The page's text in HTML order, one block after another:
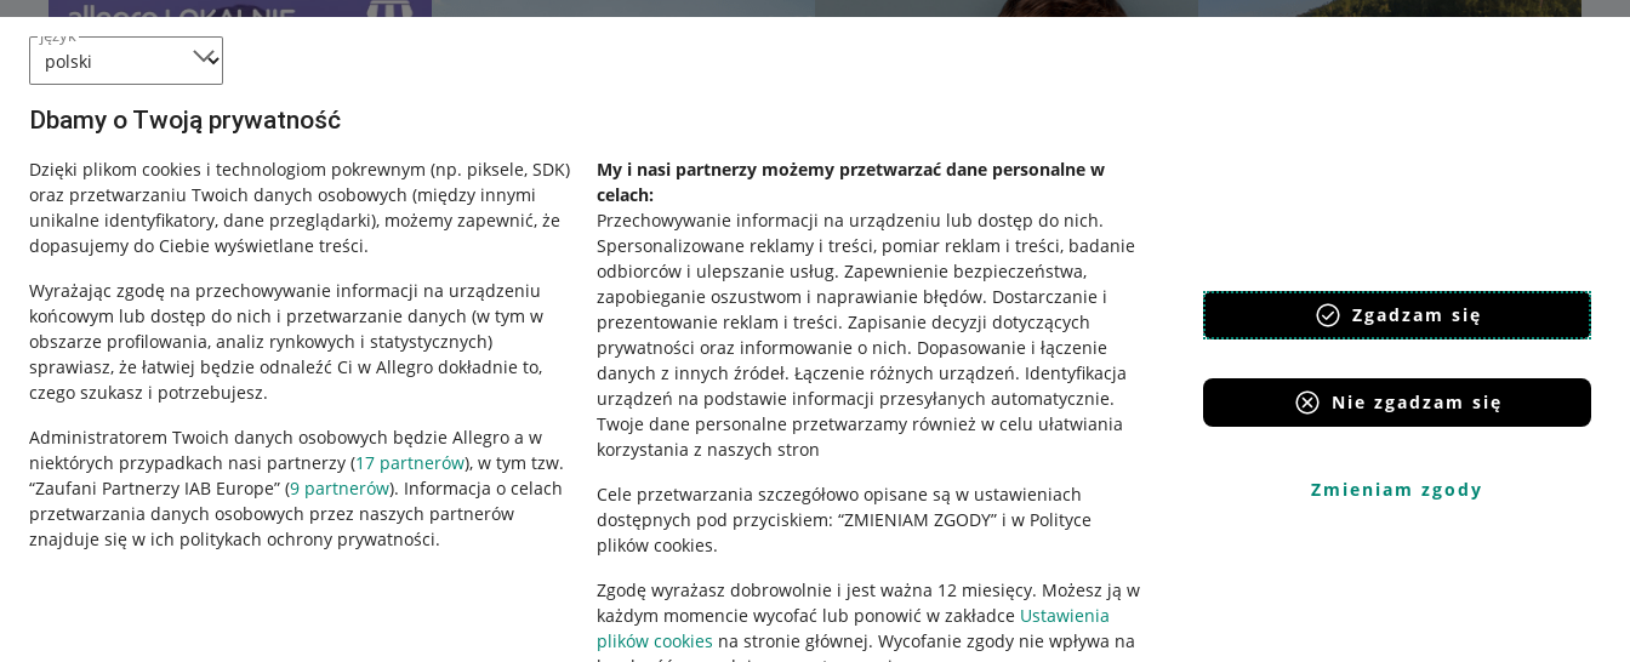
język
Dbamy o Twoją prywatność
Dzięki plikom cookies i technologiom pokrewnym (np. piksele, SDK)
oraz przetwarzaniu Twoich danych osobowych (między innymi
unikalne identyfikatory, dane przeglądarki), możemy zapewnić, że
dopasujemy do Ciebie wyświetlane treści.
Wyrażając zgodę na przechowywanie informacji na urządzeniu
końcowym lub dostęp do nich i przetwarzanie danych (w tym w
obszarze profilowania, analiz rynkowych i statystycznych)
sprawiasz, że łatwiej będzie odnaleźć Ci w Allegro dokładnie to,
czego szukasz i potrzebujesz.
Administratorem Twoich danych osobowych będzie Allegro a w
niektórych przypadkach nasi partnerzy (17 partnerów), w tym tzw.
“Zaufani Partnerzy IAB Europe” (9 partnerów). Informacja o celach
przetwarzania danych osobowych przez naszych partnerów
znajduje się w ich politykach ochrony prywatności.
My i nasi partnerzy możemy przetwarzać dane personalne w
celach:
Przechowywanie informacji na urządzeniu lub dostęp do nich.
Spersonalizowane reklamy i treści, pomiar reklam i treści, badanie
odbiorców i ulepszanie usług. Zapewnienie bezpieczeństwa,
zapobieganie oszustwom i naprawianie błędów. Dostarczanie i
prezentowanie reklam i treści. Zapisanie decyzji dotyczących
prywatności oraz informowanie o nich. Dopasowanie i łączenie
danych z innych źródeł. Łączenie różnych urządzeń. Identyfikacja
urządzeń na podstawie informacji przesyłanych automatycznie.
Twoje dane personalne przetwarzamy również w celu ułatwiania
korzystania z naszych stron
Cele przetwarzania szczegółowo opisane są w ustawieniach
dostępnych pod przyciskiem: “ZMIENIAM ZGODY” i w Polityce
plików cookies.
Zgodę wyrażasz dobrowolnie i jest ważna 12 miesięcy. Możesz ją w
każdym momencie wycofać lub ponowić w zakładce Ustawienia
plików cookies na stronie głównej. Wycofanie zgody nie wpływa na
Zgadzam się
Nie zgadzam się
Zmieniam zgody
Nawigacja
Przydatne informacje
Jak to działa
Napisz do nas
Allegro Gadane dla sprzedających
Regulamin
Polityka plików "cookies"
Ustawienia plików "cookies"
Udostępnianie lokalizacji
Informacje dla Aktu o Usługach Cyfrowych
Pobierz aplikację